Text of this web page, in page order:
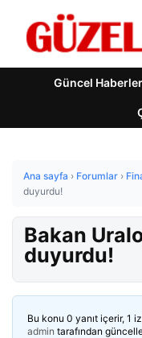
Güncel Haberler
Ana sayfa › Forumlar ›
duyurdu!
Bakan
duyurdu!
Bu konu 0 yanıt içerir, 1
admin tarafından